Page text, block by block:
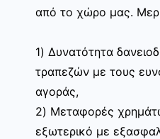
από το χώρο μας.
1) Δυνατότητα
τραπεζών με τους
αγοράς,
2) Μεταφορές
εξωτερικό με